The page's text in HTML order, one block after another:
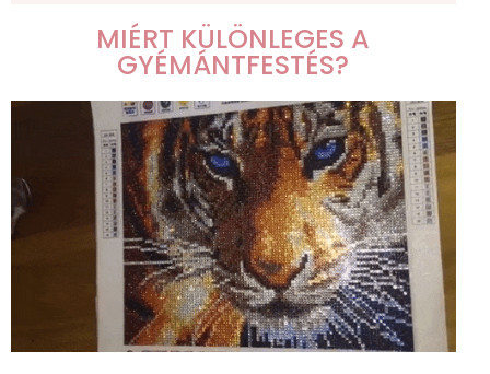
MIÉRT KÜLÖNLEGES A
GYÉMÁNTFESTÉS?